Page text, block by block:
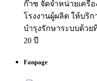
ก๊าซ จัดจำหน่ายเครื่
โรงงานผู้ผลิต ให้บริ
บำรุงรักษาระบบด้ว
20 ปี
Fanpage